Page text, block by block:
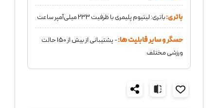
باتری:باتری: لیتیوم پلیمری با ظرفیت 233 میلی‌آمپر ساعت
حسگر و سایر قابلیت ها:
- پشتیبانی از بیش از 150 حالت
ورزشی مختلف